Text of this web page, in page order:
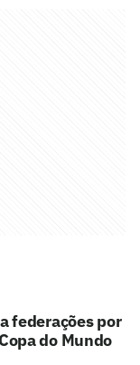
federações por
do Mundo